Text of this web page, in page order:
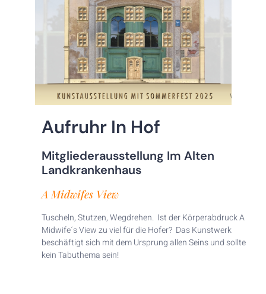
Aufruhr In Hof
Mitgliederausstellung Im Alten
Landkrankenhaus
A Midwifes View
Tuscheln, Stutzen, Wegdrehen. Ist der Körperabdruck A
Midwife´s View zu viel für die Hofer? Das Kunstwerk
beschäftigt sich mit dem Ursprung allen Seins und sollte
kein Tabuthema sein!